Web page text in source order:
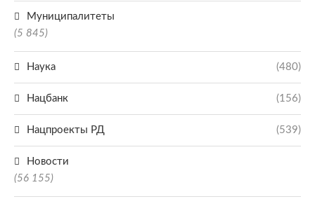
Муниципалитеты
(5 845)
Наука (480)
Нацбанк (156)
Нацпроекты РД (539)
Новости
(56 155)